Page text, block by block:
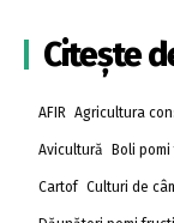
Citește
AFIR Agricultura
Avicultură Boli
Cartof Culturi de